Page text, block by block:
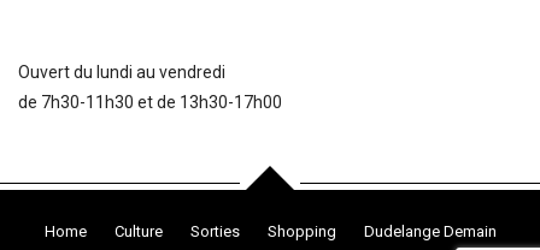
Ouvert du lundi au vendredi
de 7h30-11h30 et de 13h30-17h00
Home Culture Sorties Shopping Dudelange Demain